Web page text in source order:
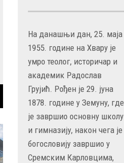
На данашњи дан, 25. маја
1955. године на Хвару је
умро теолог, историчар и
академик Радослав
Грујић. Рођен је 29. јуна
1878. године у Земуну, где
је завршио основну школу
и гимназију, након чега је
богословију завршио у
Сремским Карловцима,